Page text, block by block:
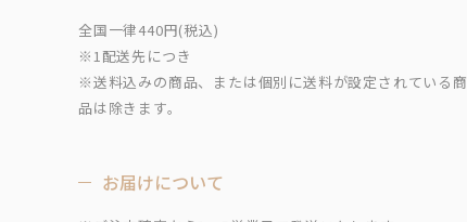
全国一律440円(税込)
※1配送先につき
※送料込みの商品、または個別に送料が設定されている商
品は除きます。
お届けについて